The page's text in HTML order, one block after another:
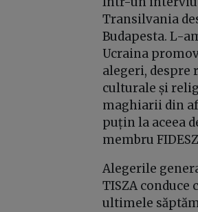
Transilvania
Budapesta. L-
Ucraina
alegeri, despre
culturale și
maghiarii din
puțin la aceea
membru
Alegerile
TISZA
ultimele